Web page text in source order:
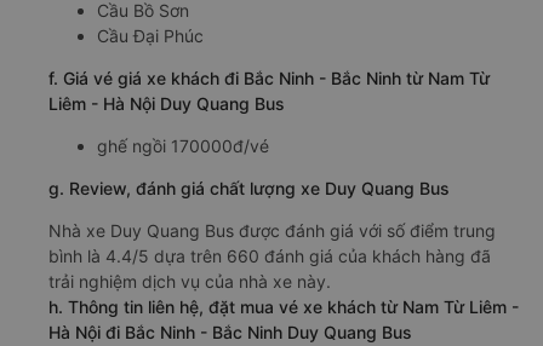
Cầu Bồ Sơn
Cầu Đại Phúc
f. Giá vé giá xe khách đi Bắc Ninh - Bắc Ninh từ Nam Từ
Liêm - Hà Nội Duy Quang Bus
ghế ngồi 170000đ/vé
g. Review, đánh giá chất lượng xe Duy Quang Bus
Nhà xe Duy Quang Bus được đánh giá với số điểm trung
bình là 4.4/5 dựa trên 660 đánh giá của khách hàng đã
trải nghiệm dịch vụ của nhà xe này.
h. Thông tin liên hệ, đặt mua vé xe khách từ Nam Từ Liêm -
Hà Nội đi Bắc Ninh - Bắc Ninh Duy Quang Bus